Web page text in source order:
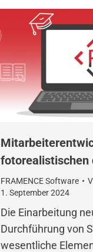
fotorealistischen
FRAMENCE Software
1. September 2024
Die Einarbeitung
Durchführung von
wesentliche